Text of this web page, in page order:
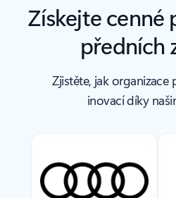
Získejte cenné
předních
Zjistěte, jak organizace
inovací díky